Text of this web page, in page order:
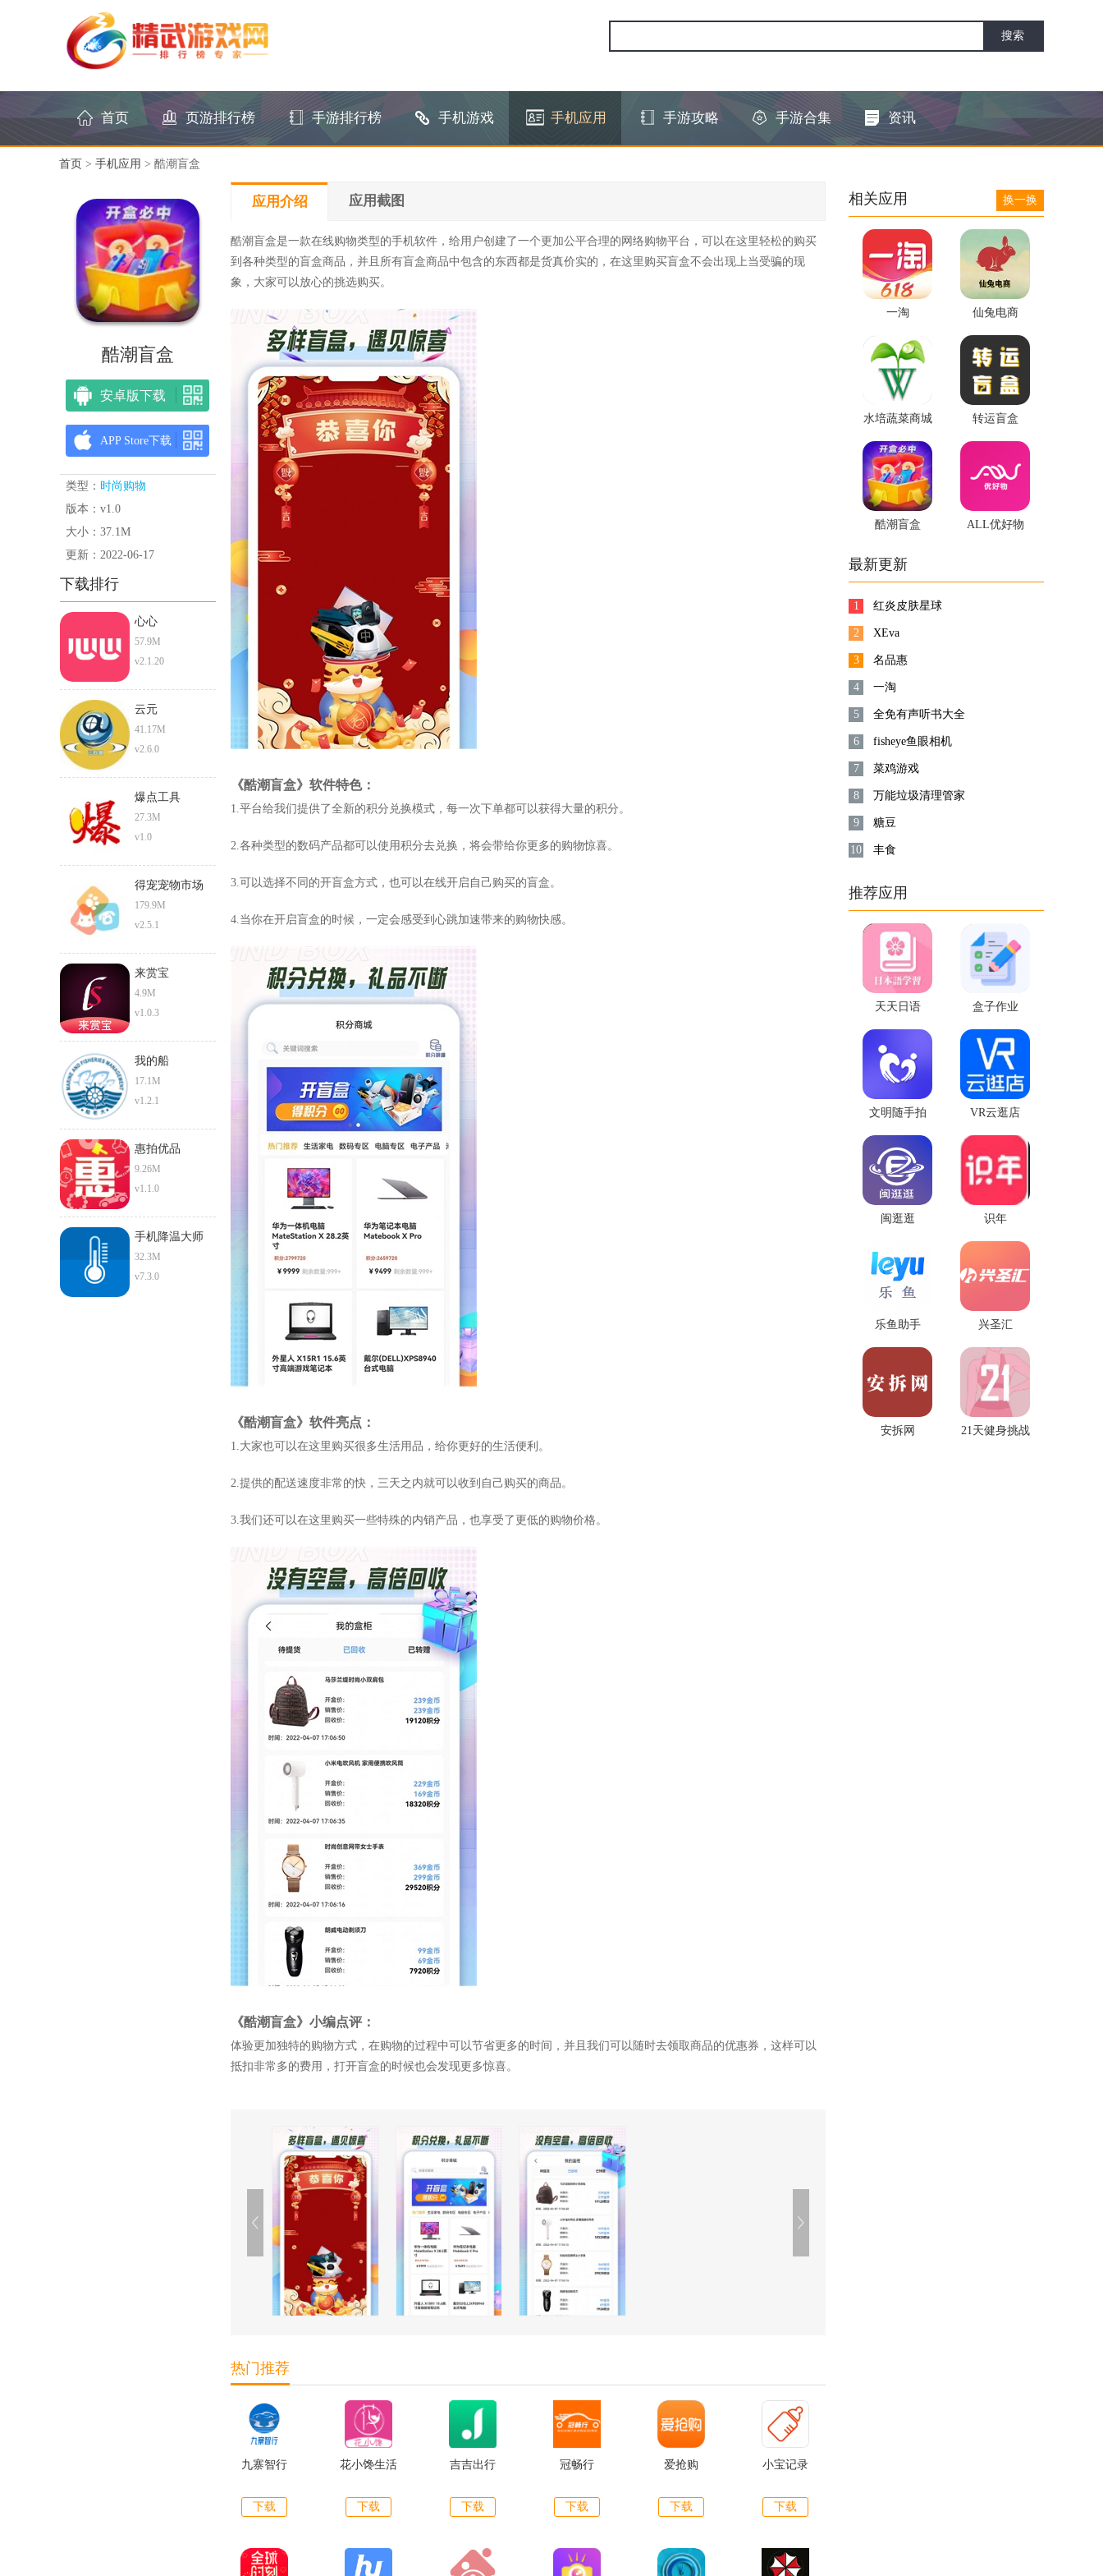
首页 页游排行榜 手游排行榜 手机游戏 手机应用 手游攻略 手游合集 资讯
首页 > 手机应用 > 酷潮盲盒
酷潮盲盒
安卓版下载
APP Store下载
类型： 时尚购物
版本：v1.0
大小：37.1M
更新：2022-06-17
下载排行
心心
57.9M
v2.1.20
云元
41.17M
v2.6.0
爆点工具
27.3M
v1.0
得宠宠物市场
179.9M
v2.5.1
来赏宝
4.9M
v1.0.3
我的船
17.1M
v1.2.1
惠拍优品
9.26M
v1.1.0
手机降温大师
32.3M
v7.3.0
应用介绍 应用截图
酷潮盲盒是一款在线购物类型的手机软件，给用户创建了一个更加公平合理的网络购物平台，可以在这里轻松的购买
到各种类型的盲盒商品，并且所有盲盒商品中包含的东西都是货真价实的，在这里购买盲盒不会出现上当受骗的现
象，大家可以放心的挑选购买。
《酷潮盲盒》软件特色：
1.平台给我们提供了全新的积分兑换模式，每一次下单都可以获得大量的积分。
2.各种类型的数码产品都可以使用积分去兑换，将会带给你更多的购物惊喜。
3.可以选择不同的开盲盒方式，也可以在线开启自己购买的盲盒。
4.当你在开启盲盒的时候，一定会感受到心跳加速带来的购物快感。
《酷潮盲盒》软件亮点：
1.大家也可以在这里购买很多生活用品，给你更好的生活便利。
2.提供的配送速度非常的快，三天之内就可以收到自己购买的商品。
3.我们还可以在这里购买一些特殊的内销产品，也享受了更低的购物价格。
《酷潮盲盒》小编点评：
体验更加独特的购物方式，在购物的过程中可以节省更多的时间，并且我们可以随时去领取商品的优惠券，这样可以
抵扣非常多的费用，打开盲盒的时候也会发现更多惊喜。
热门推荐
九寨智行
下载
花小馋生活
下载
吉吉出行
下载
冠畅行
下载
爱抢购
下载
小宝记录
下载
相关应用 换一换
一淘 仙兔电商
水培蔬菜商城 转运盲盒
酷潮盲盒 ALL优好物
最新更新
1 红炎皮肤星球
2 XEva
3 名品惠
4 一淘
5 全免有声听书大全
6 fisheye鱼眼相机
7 菜鸡游戏
8 万能垃圾清理管家
9 糖豆
10 丰食
推荐应用
天天日语 盒子作业
文明随手拍 VR云逛店
闽逛逛 识年
乐鱼助手 兴圣汇
安拆网 21天健身挑战